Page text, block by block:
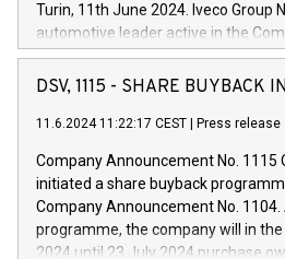
Turin, 11th June 2024. Iveco Group
automotive leader active in the
Vehicles, Powertrain and related
has successfully signed a term loan
new projects in Italy dedicated to
by CDP, Iveco Group will develop
architectures in the field of electric
develop solutions for autonomous
vehicle connectivity aimed at
DSV, 1115 - SHARE BUYBACK
11.6.2024 11:22:17 CEST Press release
Company Announcement No. 1115
initiated a share buyback
Company Announcement No.
programme, the company will in
2024 until 23 July 2024 purchase